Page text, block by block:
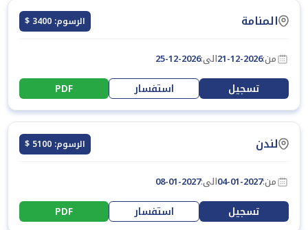
المنامة الرسوم: 3400 $
من:21-12-2026الى:25-12-2026
تسجيل استفسار PDF
لندن الرسوم: 5100 $
من:04-01-2027الى:08-01-2027
تسجيل استفسار PDF